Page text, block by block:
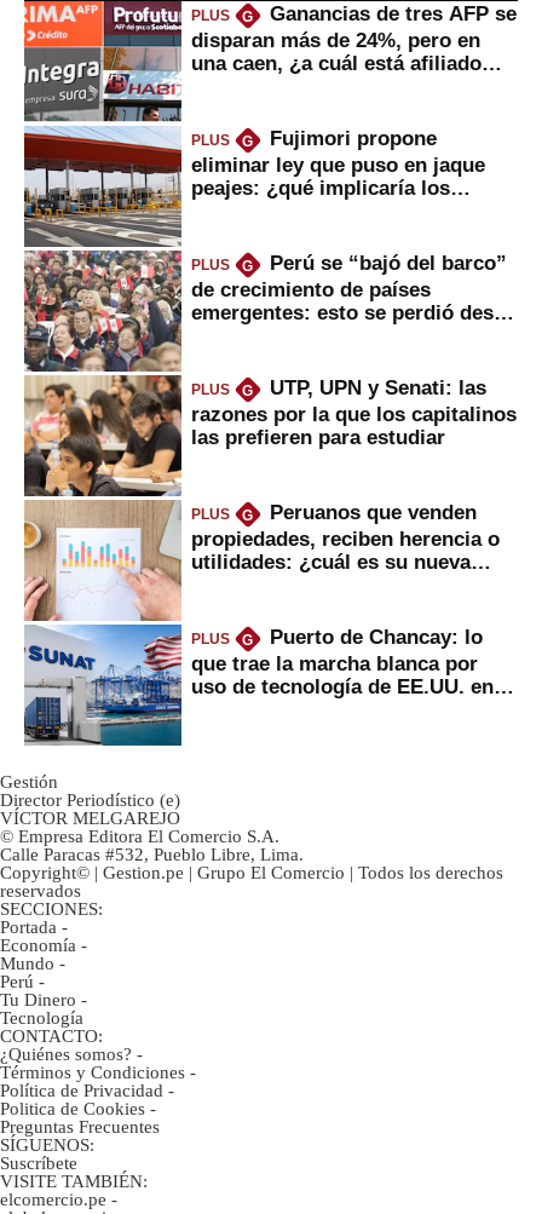
PLUS G
Ganancias de tres AFP se
disparan más de 24%, pero en
una caen, ¿a cuál está afiliado
PLUS G
Fujimori propone
eliminar ley que puso en jaque
peajes: ¿qué implicaría los
PLUS G
Perú se “bajó del barco”
de crecimiento de países
emergentes: esto se perdió desde
PLUS G
UTP, UPN y Senati: las
razones por la que los capitalinos
las prefieren para estudiar
PLUS G
Peruanos que venden
propiedades, reciben herencia o
utilidades: ¿cuál es su nueva
PLUS G
Puerto de Chancay: lo
que trae la marcha blanca por
uso de tecnología de EE.UU. en
Gestión
Director Periodístico (e)
VÍCTOR MELGAREJO
© Empresa Editora El Comercio S.A.
Calle Paracas #532, Pueblo Libre, Lima.
Copyright© | Gestion.pe | Grupo El Comercio | Todos los derechos
reservados
SECCIONES:
Portada -
Economía -
Mundo -
Perú -
Tu Dinero -
Tecnología
CONTACTO:
¿Quiénes somos? -
Términos y Condiciones -
Política de Privacidad -
Politica de Cookies -
Preguntas Frecuentes
SÍGUENOS:
Suscríbete
VISITE TAMBIÉN:
elcomercio.pe -